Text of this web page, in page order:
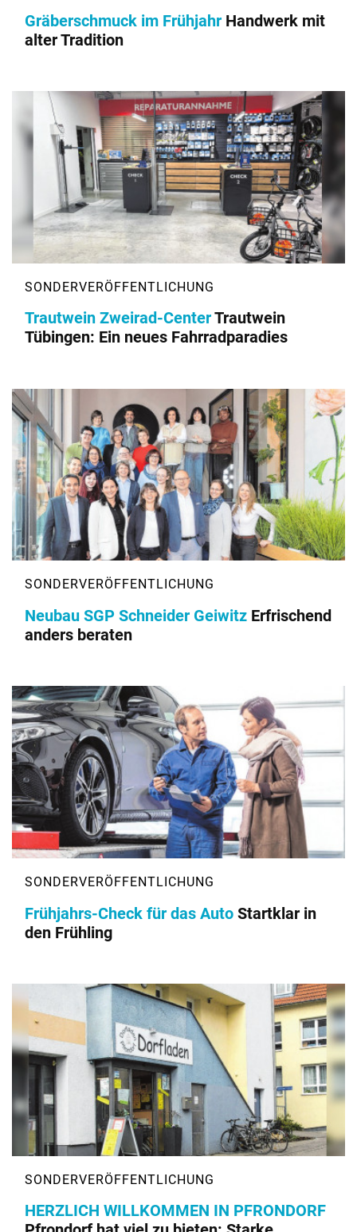
Gräberschmuck im Frühjahr Handwerk mit
alter Tradition
Trautwein Zweirad-CenterTrautwein
Tübingen: Ein neues Fahrradparadies
Neubau SGP Schneider Geiwitz Erfrischend
anders beraten
Frühjahrs-Check für das Auto Startklar in
den Frühling
HERZLICH WILLKOMMEN IN PFRONDORF